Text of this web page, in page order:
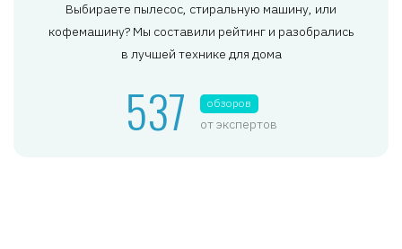
Выбираете пылесос, стиральную машину, или
кофемашину? Мы составили рейтинг и разобрались
в лучшей технике для дома
537 обзоров
от экспертов